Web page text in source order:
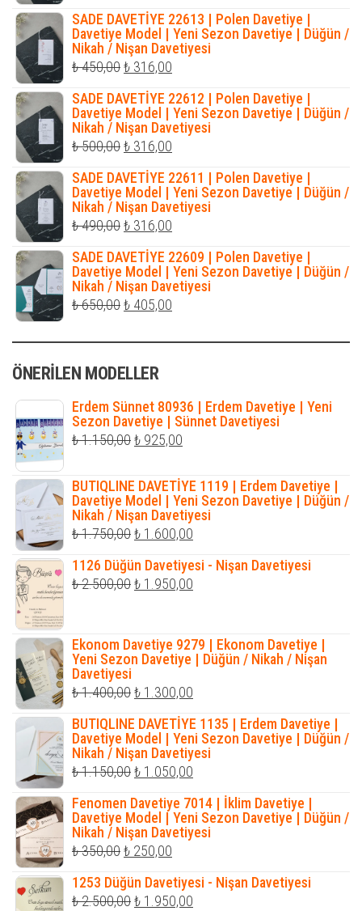
fiyat:
₺ 500,00.fiyat:
₺ 345,00.
SADE DAVETİYE 22613 | Polen Davetiye |
Davetiye Model | Yeni Sezon Davetiye | Düğün /
Nikah / Nişan Davetiyesi
₺450,00Orijinal
fiyat:
₺ 450,00.
₺ 316,00
fiyat:
₺ 316,00.
SADE DAVETİYE 22612 | Polen Davetiye |
Davetiye Model | Yeni Sezon Davetiye | Düğün /
Nikah / Nişan Davetiyesi
₺500,00Orijinal
fiyat:
₺ 500,00.
₺ 316,00
fiyat:
₺ 316,00.
SADE DAVETİYE 22611 | Polen Davetiye |
Davetiye Model | Yeni Sezon Davetiye | Düğün /
Nikah / Nişan Davetiyesi
₺490,00Orijinal
fiyat:
₺ 490,00.
₺ 316,00
fiyat:
₺ 316,00.
SADE DAVETİYE 22609 | Polen Davetiye |
Davetiye Model | Yeni Sezon Davetiye | Düğün /
Nikah / Nişan Davetiyesi
₺650,00Orijinal
₺ 405,00
ÖNERILEN MODELLER
Erdem Sünnet 80936 | Erdem Davetiye | Yeni
Sezon Davetiye | Sünnet Davetiyesi
₺1.150,00Orijinal
₺ 1.150,00.
₺ 925,00
fiyat:
₺ 925,00.
BUTIQLINE DAVETİYE 1119 | Erdem Davetiye |
Davetiye Model | Yeni Sezon Davetiye | Düğün /
Nikah / Nişan Davetiyesi
₺1.750,00Orijinal
₺ 1.750,00.
₺ 1.600,00
1126 Düğün Davetiyesi - Nişan Davetiyesi
₺2.500,00Orijinal
₺ 1.950,00
₺ 1.950,00.
Ekonom Davetiye 9279 | Ekonom Davetiye |
Yeni Sezon Davetiye | Düğün / Nikah / Nişan
Davetiyesi
₺1.400,00Orijinal
₺ 1.400,00.
₺ 1.300,00
fiyat:
₺ 1.300,00.
BUTIQLINE DAVETİYE 1135 | Erdem Davetiye |
Davetiye Model | Yeni Sezon Davetiye | Düğün /
Nikah / Nişan Davetiyesi
₺1.150,00Orijinal
₺ 1.150,00.
₺ 1.050,00
andaki
fiyat:
₺ 1.050,00.
Fenomen Davetiye 7014 | İklim Davetiye |
Davetiye Model | Yeni Sezon Davetiye | Düğün /
Nikah / Nişan Davetiyesi
₺350,00Orijinal
fiyat:
₺ 350,00.
₺ 250,00
fiyat:
1253 Düğün Davetiyesi - Nişan Davetiyesi
₺2.500,00Orijinal
₺ 1.950,00